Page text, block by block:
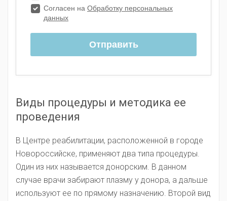
Виды процедуры и методика ее
проведения
В Центре реабилитации, расположенной в городе
Новороссийске, применяют два типа процедуры.
Один из них называется донорским. В данном
случае врачи забирают плазму у донора, а дальше
используют ее по прямому назначению. Второй вид